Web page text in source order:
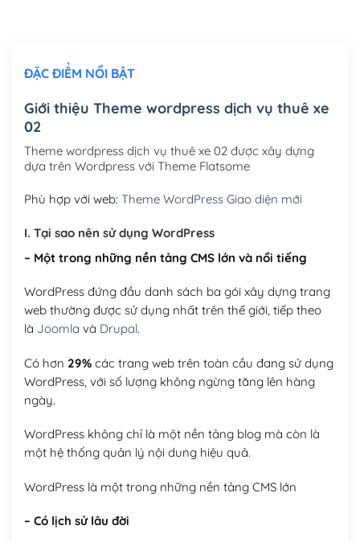
Mua thêm Host + Tên miền
Hosting 2GB SSD (1 năm)(+450,000₫)
Hosting 3GB SSD (1 năm)(+550,000₫)
Hosting 5GB SSD (1 năm)
Hosting 8GB SSD (1 năm) (+950,000₫)
ĐẶC ĐIỂM NỔI BẬT
Giới thiệu Theme wordpress dịch vụ thuê xe
02
Theme wordpress dịch vụ thuê xe 02 được xây dựng
dựa trên Wordpress với Theme Flatsome
Phù hợp với web: Theme WordPress Giao diện mới
I. Tại sao nên sử dụng WordPress
– Một trong những nền tảng CMS lớn và nổi tiếng
WordPress đứng đầu danh sách ba gói xây dựng trang
web thường được sử dụng nhất trên thế giới, tiếp theo
là Joomla và Drupal.
Có hơn 29%các trang web trên toàn cầu đang sử dụng
WordPress, với số lượng không ngừng tăng lên hàng
ngày.
WordPress không chỉ là một nền tảng blog mà còn là
một hệ thống quản lý nội dung hiệu quả.
WordPress là một trong những nền tảng CMS lớn
– Có lịch sử lâu đời